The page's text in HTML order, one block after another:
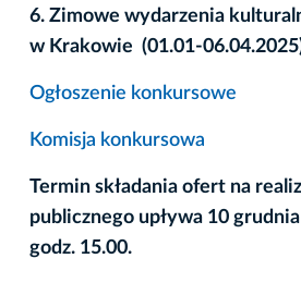
6. Zimowe wydarzenia
w Krakowie (01.01-
Ogłoszenie konkursowe
Komisja konkursowa
Termin składania ofert na
publicznego upływa 10
godz. 15.00.